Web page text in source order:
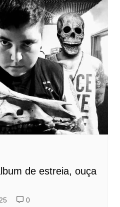
de estreia, ouça
0